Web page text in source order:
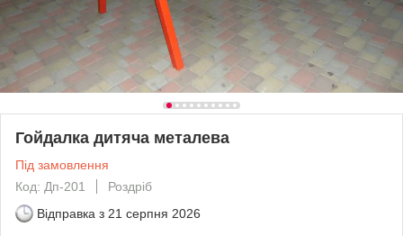
Гойдалка дитяча металева
Під замовлення
Код: Дп-201
Роздріб
Відправка з 21 серпня 2026